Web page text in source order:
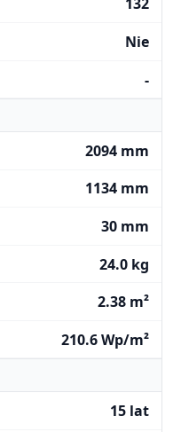
Nie
-
2094 mm
1134 mm
30 mm
24.0 kg
2.38 m²
210.6 Wp/m²
15 lat